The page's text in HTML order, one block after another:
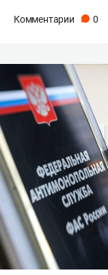
Комментарии 0